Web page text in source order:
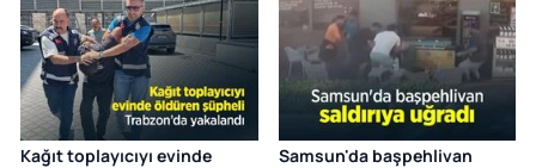
Kağıt toplayıcıyı evinde
Samsun'da başpehlivan